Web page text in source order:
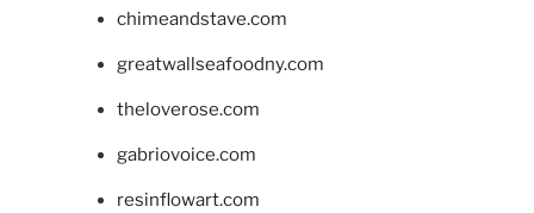
chimeandstave.com
greatwallseafoodny.com
theloverose.com
gabriovoice.com
resinflowart.com